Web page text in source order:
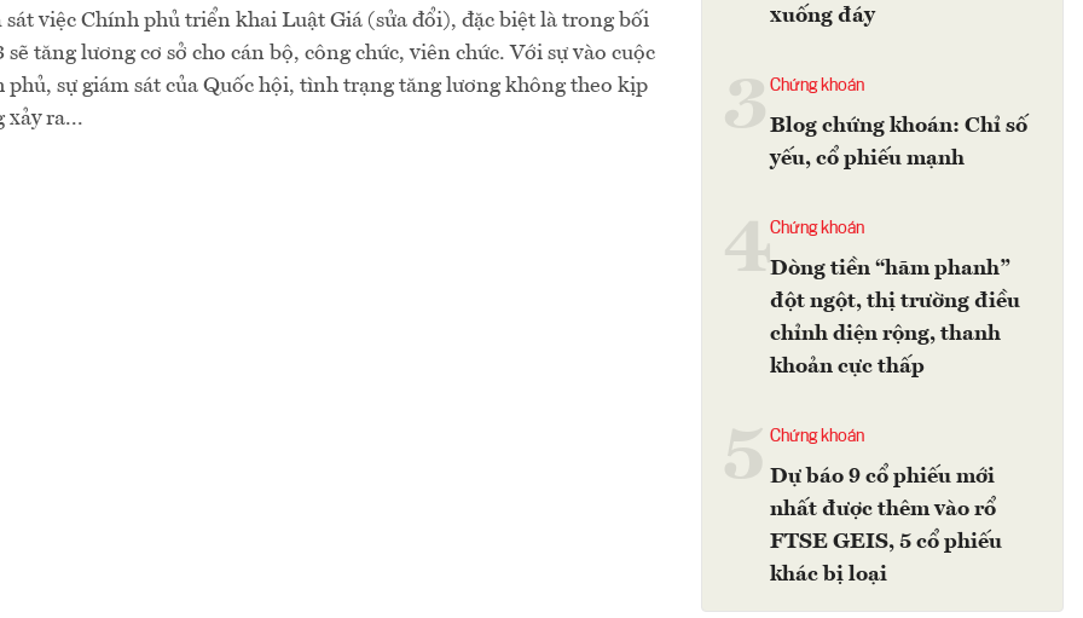
sát việc Chính phủ triển khai Luật Giá (sửa đổi), đặc biệt là trong bối
tăng lương cơ sở cho cán bộ, công chức, viên chức. Với sự vào cuộc
phủ, sự giám sát của Quốc hội, tình trạng tăng lương không theo kịp
xảy ra...
xuống đáy
Chứng khoán
Blog chứng khoán: Chỉ số
yếu, cổ phiếu mạnh
4Chứng khoán
Dòng tiền “hãm phanh”
đột ngột, thị trường điều
chỉnh diện rộng, thanh
khoản cực thấp
Chứng khoán
Dự báo 9 cổ phiếu mới
nhất được thêm vào rổ
FTSE GEIS, 5 cổ phiếu
khác bị loại